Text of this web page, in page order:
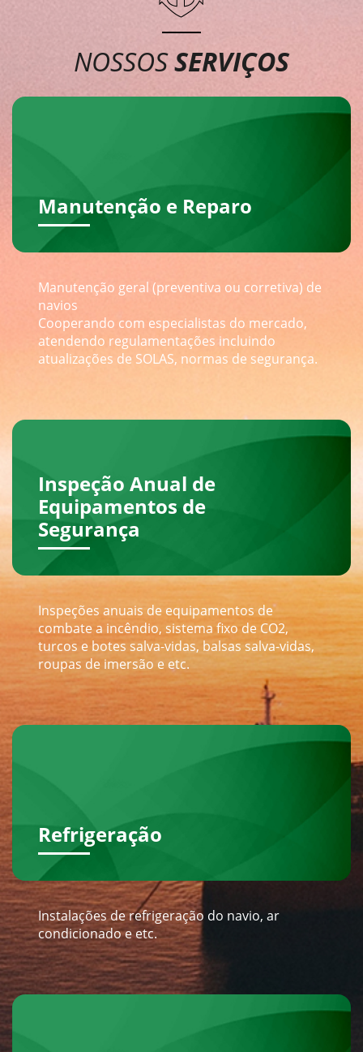
NOSSOSSERVIÇOS
Manutenção e Reparo
Manutenção geral (preventiva ou corretiva) de
navios
Cooperando com especialistas do mercado,
atendendo regulamentações incluindo
atualizações de SOLAS, normas de segurança.
Inspeção Anual de
Equipamentos de
Segurança
Inspeções anuais de equipamentos de
combate a incêndio, sistema fixo de CO2,
turcos e botes salva-vidas, balsas salva-vidas,
roupas de imersão e etc.
Refrigeração
Instalações de refrigeração do navio, ar
condicionado e etc.